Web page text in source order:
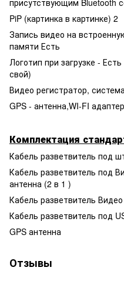
PiP (картинка в картинке) 2
Запись видео на
памяти Есть
Логотип при загрузке -
свой)
Видео регистратор,
GPS - антенна,WI-FI
Комплектация
Кабель разветвитель под
Кабель разветвитель под
антенна (2 в 1 )
Кабель разветвитель
Кабель разветвитель под
GPS антенна
Отзывы